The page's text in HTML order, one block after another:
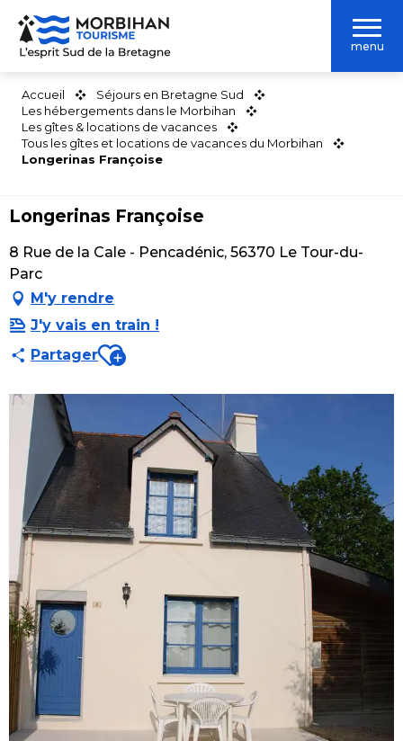
Aller
contenu
menu
Accueil
Séjours en Bretagne Sud
Les hébergements dans le Morbihan
Les gîtes & locations de vacances
Tous les gîtes et locations de vacances du Morbihan
Longerinas Françoise
Longerinas Françoise
8 Rue de la Cale - Pencadénic, 56370 Le Tour-du-
Parc
M'y rendre
J'y vais en train !
PartagerAjouter aux favoris